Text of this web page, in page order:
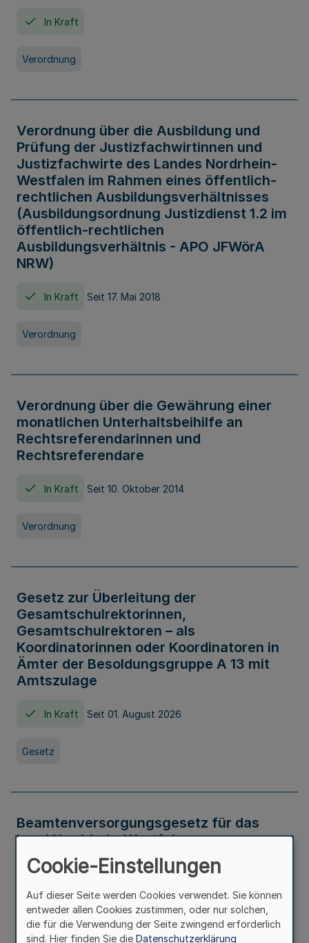
In Kraft
Verordnung
Verordnung über die Ausbildung und
Prüfung der Justizfachwirtinnen und
Justizfachwirte des Landes Nordrhein-
Westfalen im Rahmen eines öffentlich-
rechtlichen Ausbildungsverhältnisses
(Ausbildungsordnung Justizdienst 1.2 im
öffentlich-rechtlichen
Ausbildungsverhältnis - APO JFWörA
NRW)
In Kraft Seit 17. Mai 2018
Verordnung
Verordnung über die Gewährung einer
monatlichen Unterhaltsbeihilfe an
Rechtsreferendarinnen und
Rechtsreferendare
In Kraft Seit 10. Oktober 2014
Verordnung
Gesetz zur Überleitung der
Gesamtschulrektorinnen,
Gesamtschulrektoren – als
Koordinatorinnen oder Koordinatoren in
Ämter der Besoldungsgruppe A 13 mit
Amtszulage
In Kraft Seit 01. August 2026
Gesetz
Beamtenversorgungsgesetz für das
Land Nordrhein-Westfalen
(Landesbeamtenversorgungsgesetz -
LBeamtVG NRW)
In Kraft Seit 01. Juli 2016
Cookie-Einstellungen
Auf dieser Seite werden Cookies verwendet. Sie können
entweder allen Cookies zustimmen, oder nur solchen,
die für die Verwendung der Seite zwingend erforderlich
sind. Hier finden Sie die Datenschutzerklärung